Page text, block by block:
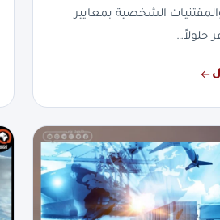
الشخصية بمعايير
حلولاً…